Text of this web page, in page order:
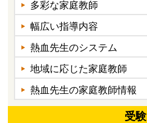
多彩な家庭教師
幅広い指導内容
熱血先生のシステム
地域に応じた家庭教師
熱血先生の家庭教師情報
受験